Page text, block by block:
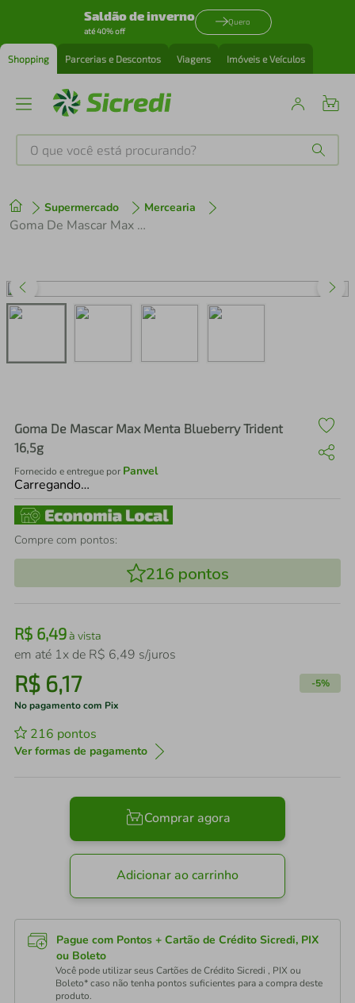
Saldão de inverno
até 40% off
Quero
Shopping Parcerias e Descontos Viagens Imóveis e Veículos
O que você está procurando?
Supermercado Mercearia
Goma De Mascar Max Menta Blueberry Trident 16,5g
Goma De Mascar Max Menta Blueberry Trident
16,5g
Fornecido e entregue por Panvel
Carregando…
Compre com pontos:
216 pontos
R$ 6,49à vista
em até 1x de R$ 6,49 s/juros
R$ 6,17 -5%
No pagamento com Pix
216 pontos
Ver formas de pagamento
Comprar agora
Adicionar ao carrinho
Pague com Pontos + Cartão de Crédito Sicredi, PIX
ou Boleto
Você pode utilizar seus Cartões de Crédito Sicredi , PIX ou
Boleto* caso não tenha pontos suficientes para a compra deste
produto.
1 º tenis
perfume